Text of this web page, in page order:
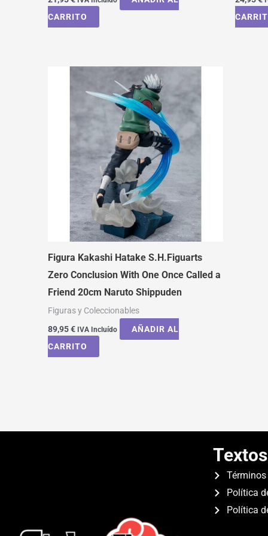
CARRITO
Figura Kakashi Hatake S.H.Figuarts
Zero Conclusion With One Once Called a
Friend 20cm Naruto Shippuden
Figuras y Coleccionables
89,95€ IVA Incluído
AÑADIR AL
CARRITO
Política
Política